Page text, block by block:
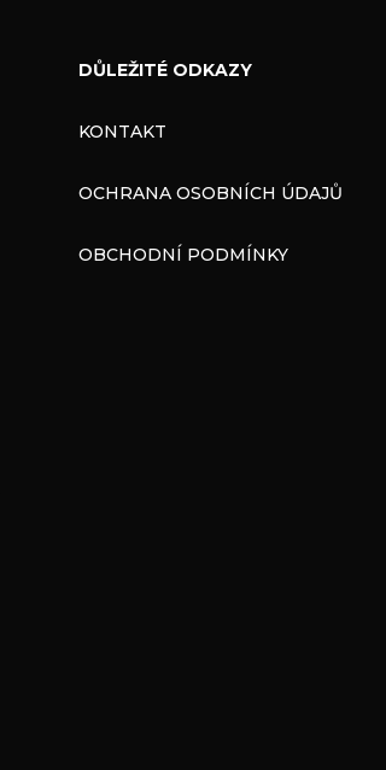
DŮLEŽITÉ ODKAZY
KONTAKT
OCHRANA OSOBNÍCH ÚDAJŮ
OBCHODNÍ PODMÍNKY